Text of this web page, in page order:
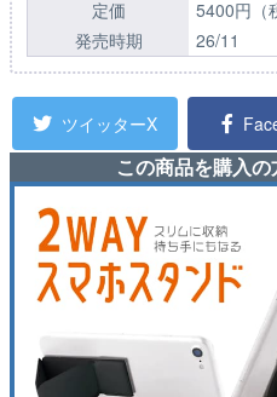
定価
5400円（
発売時期
26/11
ツイッターX
この商品を購入